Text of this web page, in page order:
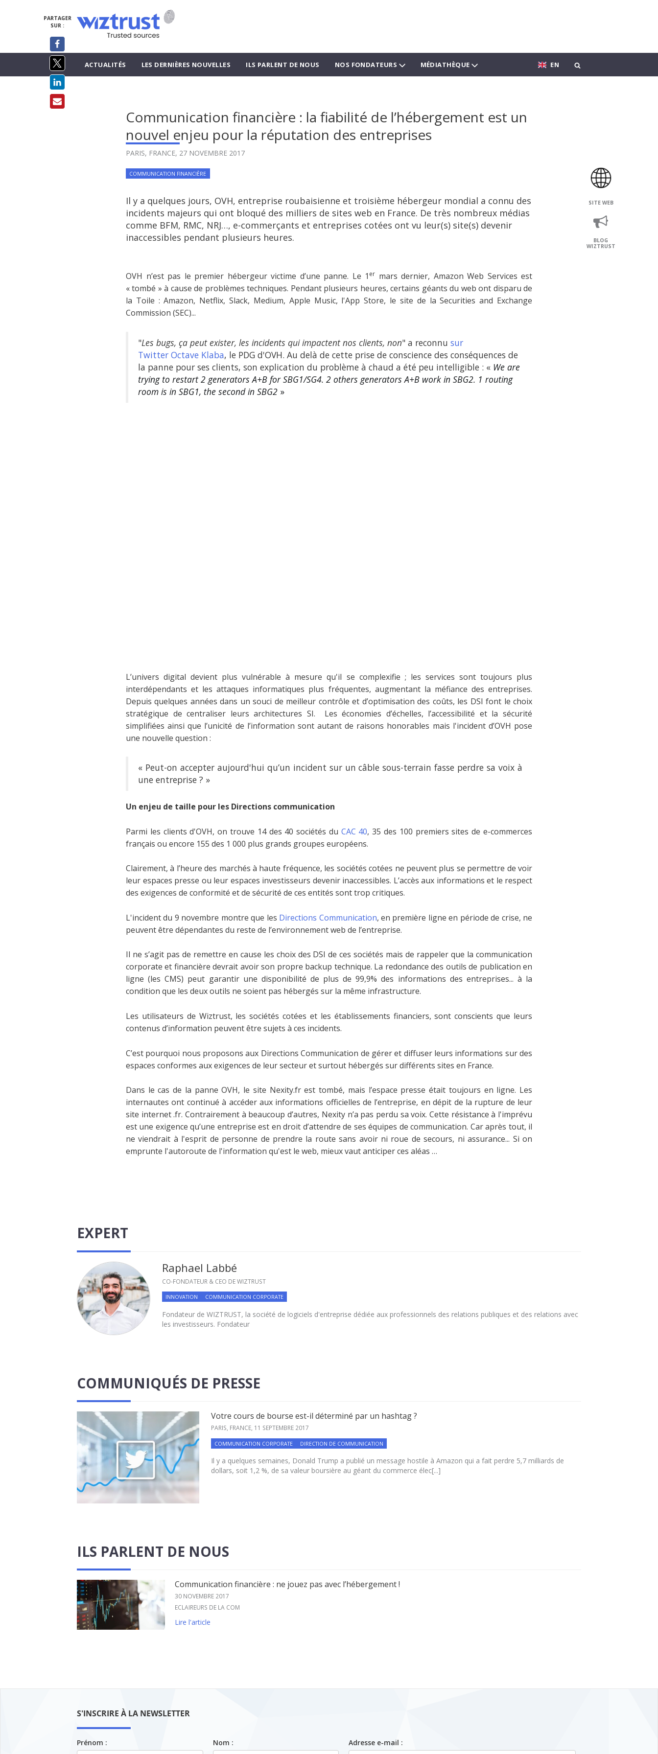
EN
ACTUALITÉS LES DERNIÈRES NOUVELLES ILS PARLENT DE NOUS NOS FONDATEURS MÉDIATHÈQUE
Communication financière : la fiabilité de l’hébergement est un
nouvel enjeu pour la réputation des entreprises
PARIS, FRANCE, 27 NOVEMBRE 2017
COMMUNICATION FINANCIÈRE
Il y a quelques jours, OVH, entreprise roubaisienne et troisième hébergeur mondial a connu des
incidents majeurs qui ont bloqué des milliers de sites web en France. De très nombreux médias
comme BFM, RMC, NRJ…, e-commerçants et entreprises cotées ont vu leur(s) site(s) devenir
inaccessibles pendant plusieurs heures.
PARTAGER
SUR :
SITE WEB
BLOG
WIZTRUST
OVH n’est pas le premier hébergeur victime d’une panne. Le 1 er mars dernier, Amazon Web Services est
« tombé » à cause de problèmes techniques. Pendant plusieurs heures, certains géants du web ont disparu de
la Toile : Amazon, Netflix, Slack, Medium, Apple Music, l'App Store, le site de la Securities and Exchange
Commission (SEC)...
"Les bugs, ça peut exister, les incidents qui impactent nos clients, non" a reconnu sur
Twitter Octave Klaba, le PDG d'OVH. Au delà de cette prise de conscience des conséquences de
la panne pour ses clients, son explication du problème à chaud a été peu intelligible : «We are
trying to restart 2 generators A+B for SBG1/SG4. 2 others generators A+B work in SBG2. 1 routing
room is in SBG1, the second in SBG2 »
L’univers digital devient plus vulnérable à mesure qu'il se complexifie ; les services sont toujours plus
interdépendants et les attaques informatiques plus fréquentes, augmentant la méfiance des entreprises.
Depuis quelques années dans un souci de meilleur contrôle et d’optimisation des coûts, les DSI font le choix
stratégique de centraliser leurs architectures SI. Les économies d’échelles, l’accessibilité et la sécurité
simplifiées ainsi que l’unicité de l’information sont autant de raisons honorables mais l'incident d’OVH pose
une nouvelle question :
« Peut-on accepter aujourd'hui qu’un incident sur un câble sous-terrain fasse perdre sa voix à
une entreprise ? »
Un enjeu de taille pour les Directions communication
Parmi les clients d'OVH, on trouve 14 des 40 sociétés du CAC 40, 35 des 100 premiers sites de e-commerces
français ou encore 155 des 1 000 plus grands groupes européens.
Clairement, à l’heure des marchés à haute fréquence, les sociétés cotées ne peuvent plus se permettre de voir
leur espaces presse ou leur espaces investisseurs devenir inaccessibles. L’accès aux informations et le respect
des exigences de conformité et de sécurité de ces entités sont trop critiques.
L'incident du 9 novembre montre que les Directions Communication, en première ligne en période de crise, ne
peuvent être dépendantes du reste de l’environnement web de l’entreprise.
Il ne s’agit pas de remettre en cause les choix des DSI de ces sociétés mais de rappeler que la communication
corporate et financière devrait avoir son propre backup technique. La redondance des outils de publication en
ligne (les CMS) peut garantir une disponibilité de plus de 99,9% des informations des entreprises... à la
condition que les deux outils ne soient pas hébergés sur la même infrastructure.
Les utilisateurs de Wiztrust, les sociétés cotées et les établissements financiers, sont conscients que leurs
contenus d’information peuvent être sujets à ces incidents.
C’est pourquoi nous proposons aux Directions Communication de gérer et diffuser leurs informations sur des
espaces conformes aux exigences de leur secteur et surtout hébergés sur différents sites en France.
Dans le cas de la panne OVH, le site Nexity.fr est tombé, mais l’espace presse était toujours en ligne. Les
internautes ont continué à accéder aux informations officielles de l’entreprise, en dépit de la rupture de leur
site internet .fr. Contrairement à beaucoup d’autres, Nexity n’a pas perdu sa voix. Cette résistance à l'imprévu
est une exigence qu’une entreprise est en droit d’attendre de ses équipes de communication. Car après tout, il
ne viendrait à l'esprit de personne de prendre la route sans avoir ni roue de secours, ni assurance... Si on
emprunte l'autoroute de l'information qu'est le web, mieux vaut anticiper ces aléas …
EXPERT
Raphael Labbé
CO-FONDATEUR & CEO DE WIZTRUST
INNOVATION COMMUNICATION CORPORATE
Fondateur de WIZTRUST, la société de logiciels d'entreprise dédiée aux professionnels des relations publiques et des relations avec
les investisseurs. Fondateur
COMMUNIQUÉS DE PRESSE
Votre cours de bourse est-il déterminé par un hashtag ?
PARIS, FRANCE, 11 SEPTEMBRE 2017
COMMUNICATION CORPORATE DIRECTION DE COMMUNICATION
Il y a quelques semaines, Donald Trump a publié un message hostile à Amazon qui a fait perdre 5,7 milliards de
dollars, soit 1,2 %, de sa valeur boursière au géant du commerce élec[...]
ILS PARLENT DE NOUS
Communication financière : ne jouez pas avec l’hébergement !
30 NOVEMBRE 2017
ECLAIREURS DE LA COM
Lire l'article
S'INSCRIRE À LA NEWSLETTER
Prénom : Nom : Adresse e-mail :